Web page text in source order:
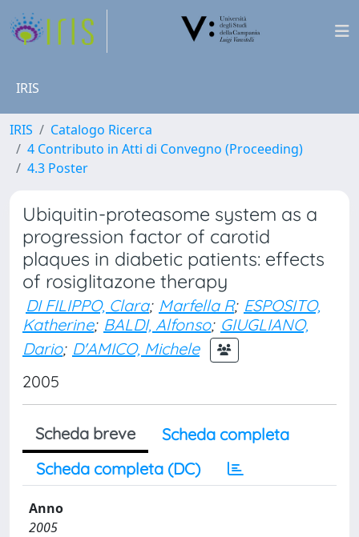
IRIS
IRIS
Catalogo Ricerca
4 Contributo in Atti di Convegno (Proceeding)
4.3 Poster
Ubiquitin-proteasome system as a
progression factor of carotid
plaques in diabetic patients: effects
of rosiglitazone therapy
DI FILIPPO, Clara; Marfella R; ESPOSITO,
Katherine; BALDI, Alfonso; GIUGLIANO,
Dario; D'AMICO, Michele
2005
Scheda breve
Scheda completa
Scheda completa (DC)
Anno
2005